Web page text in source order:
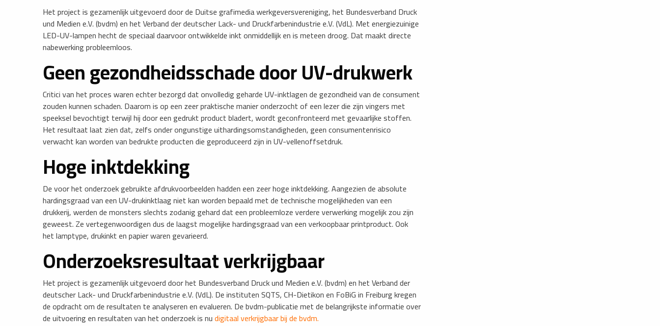
Het project is gezamenlijk uitgevoerd door de Duitse grafimedia werkgeversvereniging, het Bundesverband Druck
und Medien e.V. (bvdm) en het Verband der deutscher Lack- und Druckfarbenindustrie e.V. (VdL). Met energiezuinige
LED-UV-lampen hecht de speciaal daarvoor ontwikkelde inkt onmiddellijk en is meteen droog. Dat maakt directe
nabewerking probleemloos.
Geen gezondheidsschade door UV-drukwerk
Critici van het proces waren echter bezorgd dat onvolledig geharde UV-inktlagen de gezondheid van de consument
zouden kunnen schaden. Daarom is op een zeer praktische manier onderzocht of een lezer die zijn vingers met
speeksel bevochtigt terwijl hij door een gedrukt product bladert, wordt geconfronteerd met gevaarlijke stoffen.
Het resultaat laat zien dat, zelfs onder ongunstige uithardingsomstandigheden, geen consumentenrisico
verwacht kan worden van bedrukte producten die geproduceerd zijn in UV-vellenoffsetdruk.
Hoge inktdekking
De voor het onderzoek gebruikte afdrukvoorbeelden hadden een zeer hoge inktdekking. Aangezien de absolute
hardingsgraad van een UV-drukinktlaag niet kan worden bepaald met de technische mogelijkheden van een
drukkerij, werden de monsters slechts zodanig gehard dat een probleemloze verdere verwerking mogelijk zou zijn
geweest. Ze vertegenwoordigen dus de laagst mogelijke hardingsgraad van een verkoopbaar printproduct. Ook
het lamptype, drukinkt en papier waren gevarieerd.
Onderzoeksresultaat verkrijgbaar
Het project is gezamenlijk uitgevoerd door het Bundesverband Druck und Medien e.V. (bvdm) en het Verband der
deutscher Lack- und Druckfarbenindustrie e.V. (VdL). De instituten SQTS, CH-Dietikon en FoBiG in Freiburg kregen
de opdracht om de resultaten te analyseren en evalueren. De bvdm-publicatie met de belangrijkste informatie over
de uitvoering en resultaten van het onderzoek is nudigitaal verkrijgbaar bij de bvdm.